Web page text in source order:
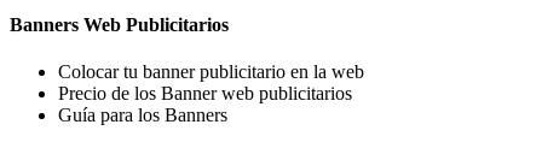
Banners Web Publicitarios
Colocar tu banner publicitario en la web
Precio de los Banner web publicitarios
Guía para los Banners